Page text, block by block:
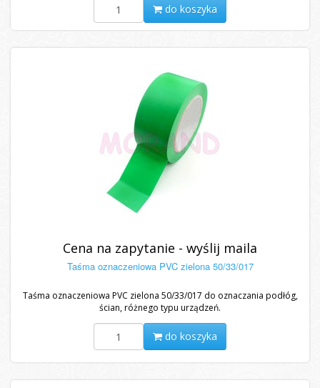
do koszyka
Cena na zapytanie - wyślij maila
Taśma oznaczeniowa PVC zielona 50/33/017
Taśma oznaczeniowa PVC zielona 50/33/017 do oznaczania podłóg,
ścian, różnego typu urządzeń.
do koszyka